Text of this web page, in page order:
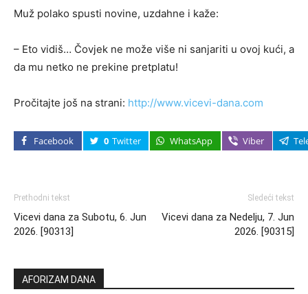
Muž polako spusti novine, uzdahne i kaže:
– Eto vidiš… Čovjek ne može više ni sanjariti u ovoj kući, a
da mu netko ne prekine pretplatu!
Pročitajte još na strani: http://www.vicevi-dana.com
Facebook 0 Twitter WhatsApp Viber
Prethodni tekst
Vicevi dana za Subotu, 6. Jun
2026. [90313]
Sledeći tekst
Vicevi dana za Nedelju, 7. Jun
2026. [90315]
AFORIZAM DANA